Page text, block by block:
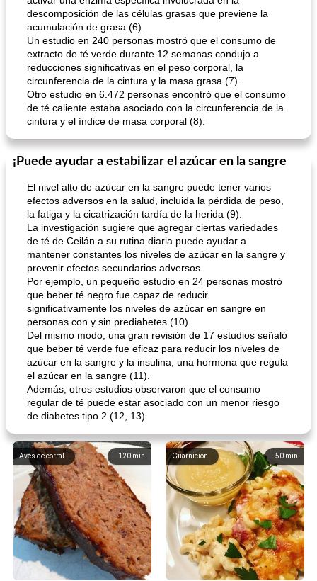
descomposición de las células grasas que previene la
acumulación de grasa (6).
Un estudio en 240 personas mostró que el consumo de
extracto de té verde durante 12 semanas condujo a
reducciones significativas en el peso corporal, la
circunferencia de la cintura y la masa grasa (7).
Otro estudio en 6.472 personas encontró que el consumo
de té caliente estaba asociado con la circunferencia de la
cintura y el índice de masa corporal (8).
¡Puede ayudar a estabilizar el azúcar en la sangre
El nivel alto de azúcar en la sangre puede tener varios
efectos adversos en la salud, incluida la pérdida de peso,
la fatiga y la cicatrización tardía de la herida (9).
La investigación sugiere que agregar ciertas variedades
de té de Ceilán a su rutina diaria puede ayudar a
mantener constantes los niveles de azúcar en la sangre y
prevenir efectos secundarios adversos.
Por ejemplo, un pequeño estudio en 24 personas mostró
que beber té negro fue capaz de reducir
significativamente los niveles de azúcar en sangre en
personas con y sin prediabetes (10).
Del mismo modo, una gran revisión de 17 estudios señaló
que beber té verde fue eficaz para reducir los niveles de
azúcar en la sangre y la insulina, una hormona que regula
el azúcar en la sangre (11).
Además, otros estudios observaron que el consumo
regular de té puede estar asociado con un menor riesgo
de diabetes tipo 2 (12, 13).
120 min
Aves de corral 50 min
Guarnición